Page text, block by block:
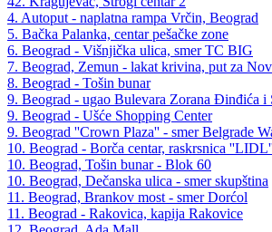
4. Autoput - naplatna rampa Vrčin, Beograd
5. Bačka Palanka, centar pešačke zone
6. Beograd - Višnjička ulica, smer TC BIG
7. Beograd, Zemun - lakat krivina, put za
8. Beograd - Tošin bunar
9. Beograd - ugao Bulevara Zorana Đinđića i
9. Beograd - Ušće Shopping Center
9. Beograd ''Crown Plaza'' - smer Belgrade
10. Beograd - Borča centar, raskrsnica
10. Beograd, Tošin bunar - Blok 60
10. Beograd, Dečanska ulica - smer skupština
11. Beograd, Brankov most - smer Dorćol
11. Beograd - Rakovica, kapija Rakovice